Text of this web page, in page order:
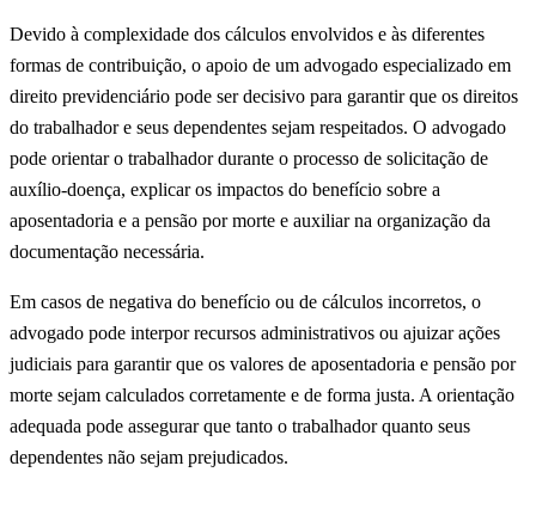
Devido à complexidade dos cálculos envolvidos e às diferentes
formas de contribuição, o apoio de um advogado especializado em
direito previdenciário pode ser decisivo para garantir que os direitos
do trabalhador e seus dependentes sejam respeitados. O advogado
pode orientar o trabalhador durante o processo de solicitação de
auxílio-doença, explicar os impactos do benefício sobre a
aposentadoria e a pensão por morte e auxiliar na organização da
documentação necessária.
Em casos de negativa do benefício ou de cálculos incorretos, o
advogado pode interpor recursos administrativos ou ajuizar ações
judiciais para garantir que os valores de aposentadoria e pensão por
morte sejam calculados corretamente e de forma justa. A orientação
adequada pode assegurar que tanto o trabalhador quanto seus
dependentes não sejam prejudicados.